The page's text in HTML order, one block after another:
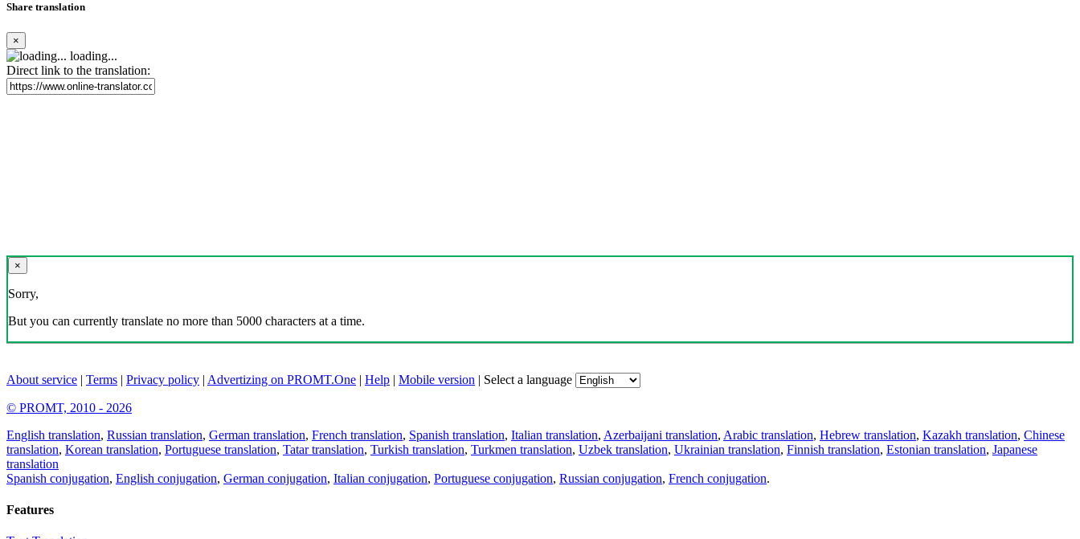
Share translation
×
loading...
Direct link to the translation:
×
Sorry,
But you can currently translate no more than 5000 characters at a time.
About service | Terms | Privacy policy | Advertizing on PROMT.One | Help | Mobile version | Select a language
© PROMT, 2010 - 2026
English translation, Russian translation, German translation, French translation, Spanish translation, Italian translation, Azerbaijani translation, Arabic translation, Hebrew translation, Kazakh translation, Chinese
translation, Korean translation, Portuguese translation, Tatar translation, Turkish translation, Turkmen translation, Uzbek translation, Ukrainian translation, Finnish translation, Estonian translation, Japanese
translation
Spanish conjugation, English conjugation, German conjugation, Italian conjugation, Portuguese conjugation, Russian conjugation, French conjugation.
Features